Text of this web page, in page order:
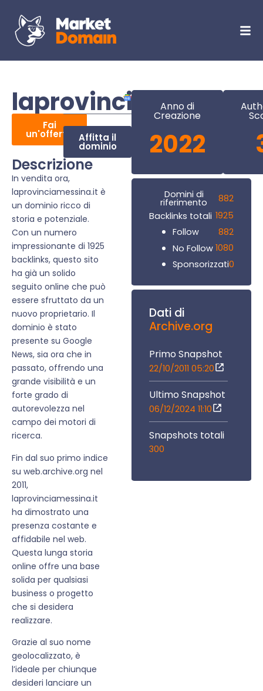
Fai
un'offerta Affitta il
dominio
Descrizione
In vendita ora,
laprovinciamessina.it è
un dominio ricco di
storia e potenziale.
Con un numero
impressionante di 1925
backlinks, questo sito
ha già un solido
seguito online che può
essere sfruttato da un
nuovo proprietario. Il
dominio è stato
presente su Google
News, sia ora che in
passato, offrendo una
grande visibilità e un
forte grado di
autorevolezza nel
campo dei motori di
ricerca.
Fin dal suo primo indice
su web.archive.org nel
2011,
laprovinciamessina.it
ha dimostrato una
presenza costante e
affidabile nel web.
Questa lunga storia
online offre una base
solida per qualsiasi
business o progetto
che si desidera
realizzare.
Grazie al suo nome
geolocalizzato, è
l’ideale per chiunque
desideri lanciare un
Anno di
Creazione
2022
Domini di
riferimento
882
Backlinks totali 1925
Follow
882
No Follow 1080
Sponsorizzati0
Dati di
Archive.org
Primo Snapshot
22/10/2011 05:20
Ultimo Snapshot
06/12/2024 11:10
Snapshots totali
300